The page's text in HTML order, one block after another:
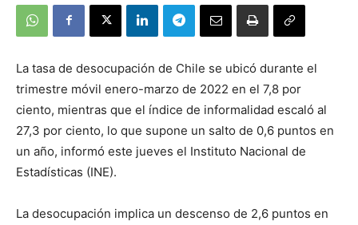
La tasa de desocupación de Chile se ubicó durante el
trimestre móvil enero-marzo de 2022 en el 7,8 por
ciento, mientras que el índice de informalidad escaló al
27,3 por ciento, lo que supone un salto de 0,6 puntos en
un año, informó este jueves el Instituto Nacional de
Estadísticas (INE).
La desocupación implica un descenso de 2,6 puntos en